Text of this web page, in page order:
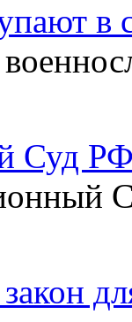
в
Суд РФ